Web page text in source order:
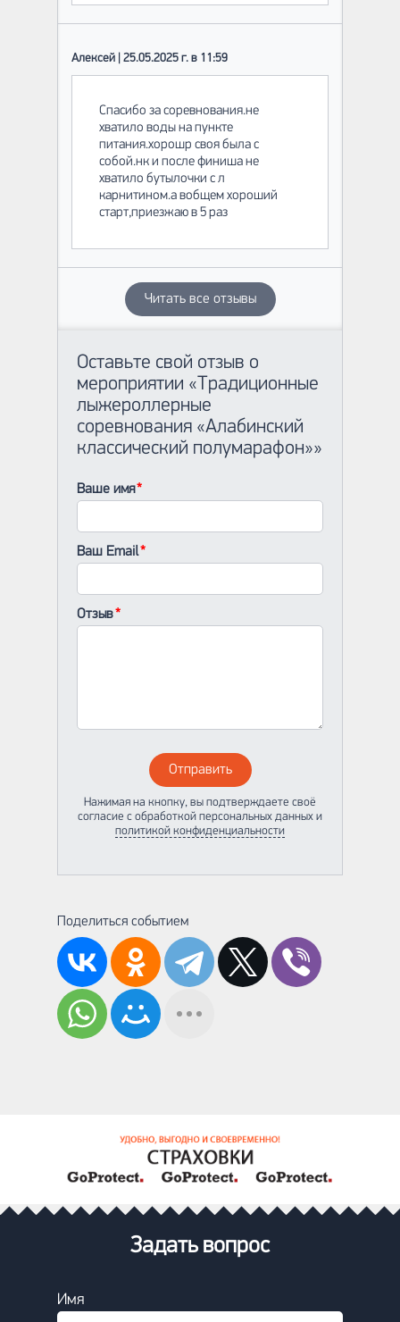
Алексей | 25.05.2025 г. в 11:59
Спасибо за соревнования.не
хватило воды на пункте
питания.хорошр своя была с
собой.нк и после финиша не
хватило бутылочки с л
карнитином.а вобщем хороший
старт,приезжаю в 5 раз
Читать все отзывы
Оставьте свой отзыв о
мероприятии «Традиционные
лыжероллерные
соревнования «Алабинский
классический полумарафон»»
Ваше имя
Ваш Email
Отзыв
Отправить
Нажимая на кнопку, вы подтверждаете своё
согласие с обработкой персональных данных и
политикой конфиденциальности
Поделиться событием
Задать вопрос
Имя